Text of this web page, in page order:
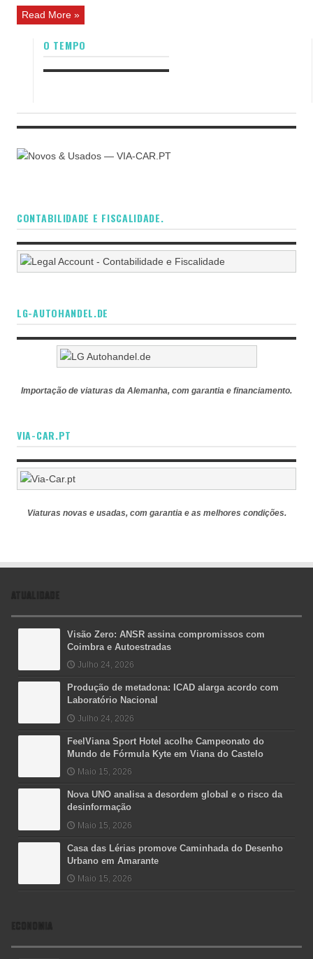
Read More »
O TEMPO
CONTABILIDADE E FISCALIDADE.
LG-AUTOHANDEL.DE
Importação de viaturas da Alemanha, com garantia e financiamento.
VIA-CAR.PT
Viaturas novas e usadas, com garantia e as melhores condições.
ATUALIDADE
Visão Zero: ANSR assina compromissos com
Coimbra e Autoestradas
Julho 24, 2026
Produção de metadona: ICAD alarga acordo com
Laboratório Nacional
Julho 24, 2026
FeelViana Sport Hotel acolhe Campeonato do
Mundo de Fórmula Kyte em Viana do Castelo
Maio 15, 2026
Nova UNO analisa a desordem global e o risco da
desinformação
Maio 15, 2026
Casa das Lérias promove Caminhada do Desenho
Urbano em Amarante
Maio 15, 2026
ECONOMIA